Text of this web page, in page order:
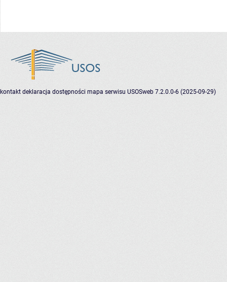
kontakt deklaracja dostępności mapa serwisu USOSweb 7.2.0.0-6 (2025-09-29)